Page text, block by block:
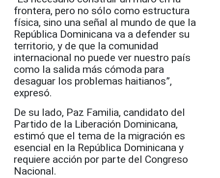
frontera, pero no sólo como estructura
física, sino una señal al mundo de que la
República Dominicana va a defender su
territorio, y de que la comunidad
internacional no puede ver nuestro país
como la salida más cómoda para
desaguar los problemas haitianos”,
expresó.
De su lado, Paz Familia, candidato del
Partido de la Liberación Dominicana,
estimó que el tema de la migración es
esencial en la República Dominicana y
requiere acción por parte del Congreso
Nacional.